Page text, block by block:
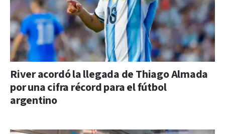
River acordó la llegada de Thiago Almada
por una cifra récord para el fútbol
argentino